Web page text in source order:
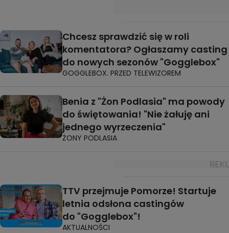
Chcesz sprawdzić się w roli
komentatora? Ogłaszamy casting
do nowych sezonów "Gogglebox"
GOGGLEBOX. PRZED TELEWIZOREM
Benia z "Żon Podlasia" ma powody
do świętowania! "Nie żałuję ani
jednego wyrzeczenia"
ŻONY PODLASIA
TTV przejmuje Pomorze! Startuje
letnia odsłona castingów
do "Gogglebox"!
AKTUALNOŚCI